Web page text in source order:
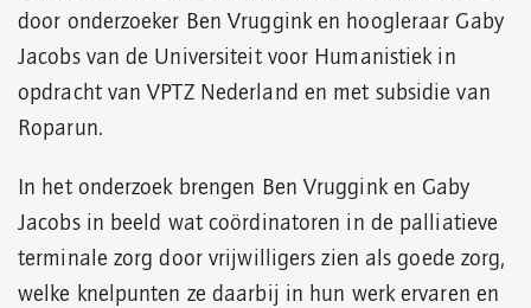
door onderzoeker Ben Vruggink en hoogleraar Gaby
Jacobs van de Universiteit voor Humanistiek in
opdracht van VPTZ Nederland en met subsidie van
Roparun.
In het onderzoek brengen Ben Vruggink en Gaby
Jacobs in beeld wat coördinatoren in de palliatieve
terminale zorg door vrijwilligers zien als goede zorg,
welke knelpunten ze daarbij in hun werk ervaren en